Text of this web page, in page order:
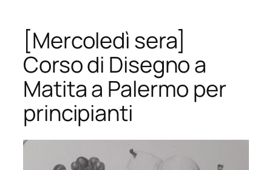
[Mercoledì sera]
Corso di Disegno a
Matita a Palermo per
principianti